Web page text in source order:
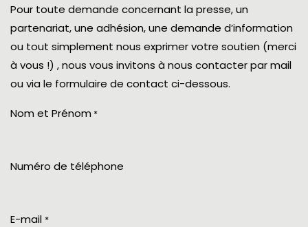
Pour toute demande concernant la presse, un
partenariat, une adhésion, une demande d’information
ou tout simplement nous exprimer votre soutien (merci
à vous !) , nous vous invitons à nous contacter par mail
ou via le formulaire de contact ci-dessous.
Nom et Prénom *
Numéro de téléphone
E-mail *